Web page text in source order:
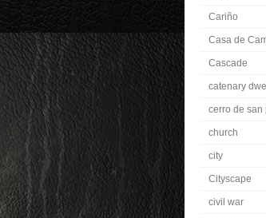
Cariño
Casa de
Cascade
catenary
cerro de san
church
city
Cityscape
civil war